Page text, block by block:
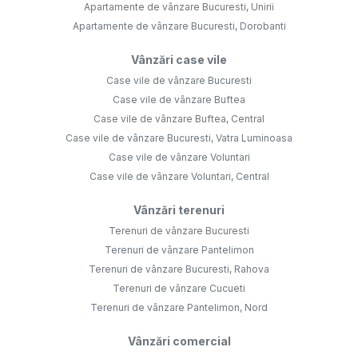
Apartamente de vânzare Bucuresti, Unirii
Apartamente de vânzare Bucuresti, Dorobanti
Vânzări case vile
Case vile de vânzare Bucuresti
Case vile de vânzare Buftea
Case vile de vânzare Buftea, Central
Case vile de vânzare Bucuresti, Vatra Luminoasa
Case vile de vânzare Voluntari
Case vile de vânzare Voluntari, Central
Vânzări terenuri
Terenuri de vânzare Bucuresti
Terenuri de vânzare Pantelimon
Terenuri de vânzare Bucuresti, Rahova
Terenuri de vânzare Cucueti
Terenuri de vânzare Pantelimon, Nord
Vânzări comercial